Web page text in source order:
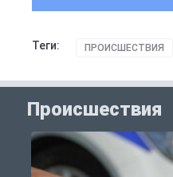
Теги: ПРОИСШЕСТВИЯ
Происшествия